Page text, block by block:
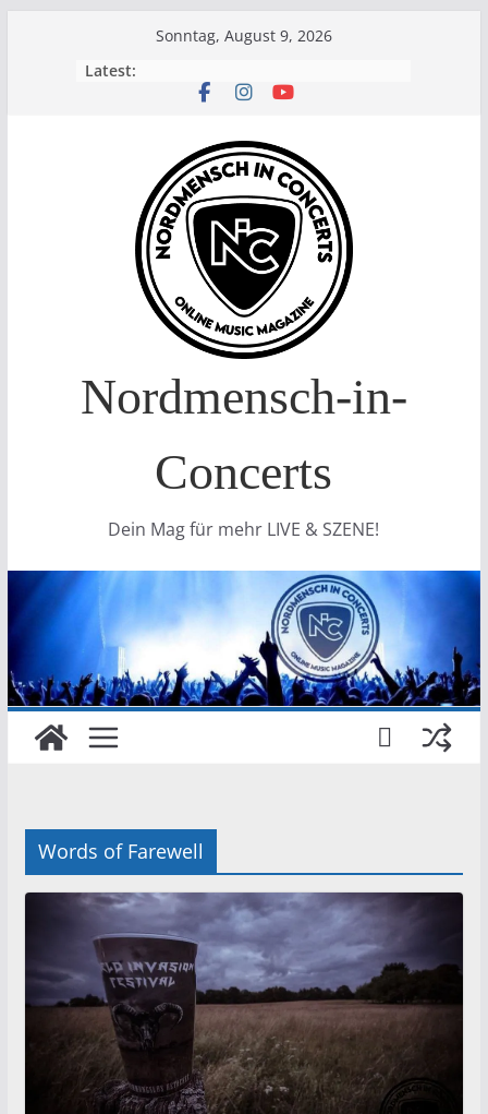
Sonntag, August 9, 2026
Latest:
Nordmensch-in-
Concerts
Dein Mag für mehr LIVE & SZENE!
Words of Farewell